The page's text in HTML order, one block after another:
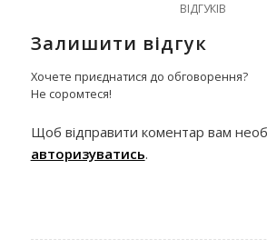
ВІДГУКІВ
Залишити відгук
Хочете приєднатися до обговорення?
Не соромтеся!
Щоб відправити коментар вам
авторизуватись.